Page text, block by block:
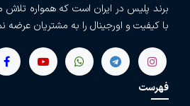
برند پلیس در ایران است که همواره تلاش
با کیفیت و اورجینال را به مشتریان عرضه
فهرست